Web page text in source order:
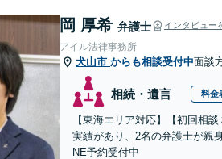
岡 厚希 弁護士 インタビュー
アイル法律事務所
犬山市 からも相談受付中面談
相続・遺言 料金
【東海エリア対応】【初回相
実績があり、2名の弁護士が親
NE予約受付中